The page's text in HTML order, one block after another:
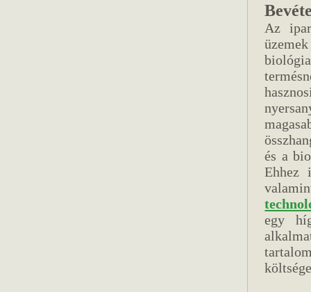
Az
és a
Ehhez
egy